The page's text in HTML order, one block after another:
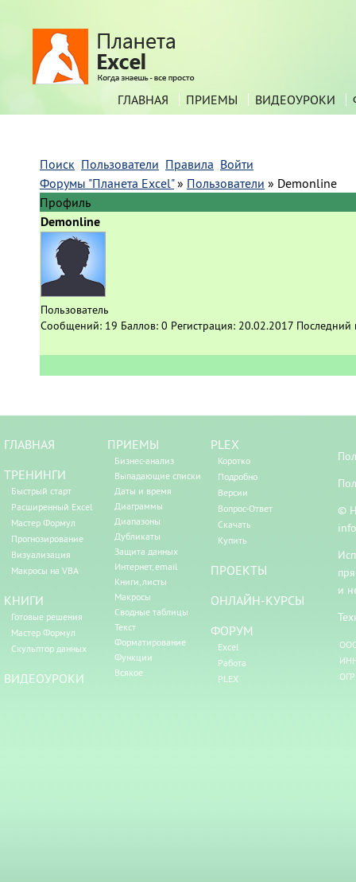
ГЛАВНАЯ ПРИЕМЫ ВИДЕОУРОКИ
Поиск Пользователи Правила Войти
Форумы "Планета Excel" » Пользователи » Demonline
Профиль
Demonline
Пользователь
Сообщений: 19 Баллов: 0 Регистрация: 20.02.2017 Последний
ГЛАВНАЯ
ТРЕНИНГИ
Быстрый старт
Расширенный Excel
Мастер Формул
Прогнозирование
Визуализация
Макросы на VBA
КНИГИ
Готовые решения
Мастер Формул
Скульптор данных
ВИДЕОУРОКИ
ПРИЕМЫ
Бизнес-анализ
Выпадающие списки
Даты и время
Диаграммы
Диапазоны
Дубликаты
Защита данных
Интернет, email
Книги, листы
Макросы
Сводные таблицы
Текст
Форматирование
Функции
Всякое
PLEX
Коротко
Подробно
Версии
Вопрос-Ответ
Скачать
Купить
ПРОЕКТЫ
ОНЛАЙН-КУРСЫ
ФОРУМ
Excel
Работа
PLEX
©
и